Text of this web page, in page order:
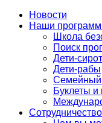
Новости
Наши
Школа
Поиск
Дети-
Дети-рабы
Семейный
Буклеты
Сотрудничество